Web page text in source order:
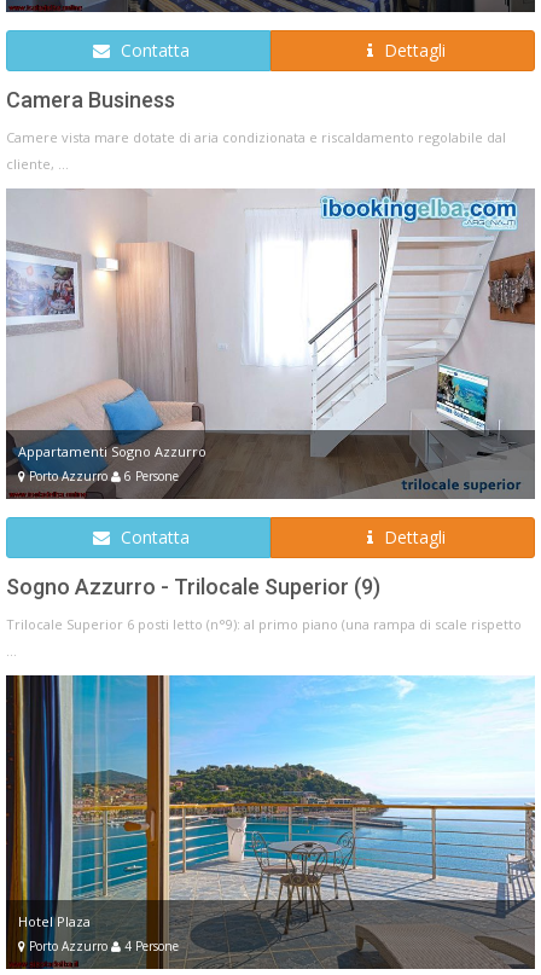
Contatta Dettagli
Camera Business
Camere vista mare dotate di aria condizionata e riscaldamento regolabile dal
cliente, ...
Appartamenti Sogno Azzurro
Porto Azzurro 6 Persone
Contatta Dettagli
Sogno Azzurro - Trilocale Superior (9)
Trilocale Superior 6 posti letto (n°9): al primo piano (una rampa di scale rispetto
...
Hotel Plaza
Porto Azzurro 4 Persone